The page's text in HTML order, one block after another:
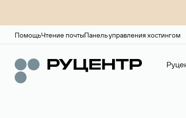
ПомощьЧтение почтыПанель управления хостингом